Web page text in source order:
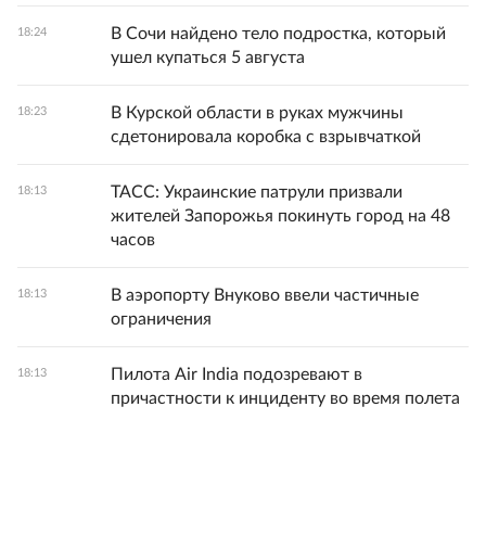
18:24
В Сочи найдено тело подростка, который
ушел купаться 5 августа
18:23
В Курской области в руках мужчины
сдетонировала коробка с взрывчаткой
18:13
ТАСС: Украинские патрули призвали
жителей Запорожья покинуть город на 48
часов
18:13
В аэропорту Внуково ввели частичные
ограничения
18:13
Пилота Air India подозревают в
причастности к инциденту во время полета